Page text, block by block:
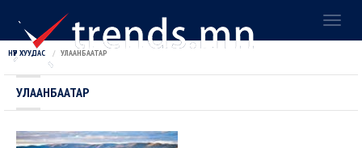
НҮҮР ХУУДАС УЛААНБААТАР
УЛААНБААТАР